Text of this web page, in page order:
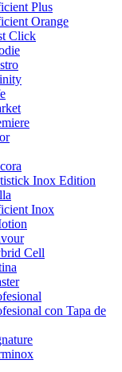
Plus
Orange
Click
Inox Edition
Inox
Cell
con Tapa de